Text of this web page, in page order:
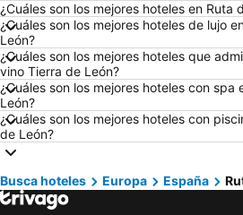
Hoteles en Ambato
Hoteles en Lisboa
Hoteles en Oporto
Hoteles en Galápagos
Hoteles en Curazao
Hoteles en Santa Cruz
Hoteles en Italia
¿Cuáles son los mejores hoteles en Ruta
¿Cuáles son los mejores hoteles de lujo
León?
¿Cuáles son los mejores hoteles que
vino Tierra de León?
¿Cuáles son los mejores hoteles con spa
León?
¿Cuáles son los mejores hoteles con
de León?
Busca hoteles Europa España